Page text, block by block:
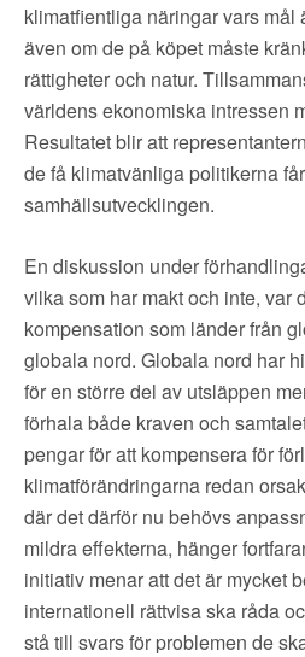
klimatfientliga näringar vars mål
även om de på köpet måste
rättigheter och natur.
världens ekonomiska intressen
Resultatet blir att
de få klimatvänliga politikerna
samhällsutvecklingen.
En diskussion under
vilka som har makt och inte, var
kompensation som länder från
globala nord. Globala nord har
för en större del av utsläppen
förhala både kraven och
pengar för att kompensera för
klimatförändringarna redan
där det därför nu behövs
mildra effekterna, hänger
initiativ menar att det är mycket
internationell rättvisa ska råda
stå till svars för problemen de